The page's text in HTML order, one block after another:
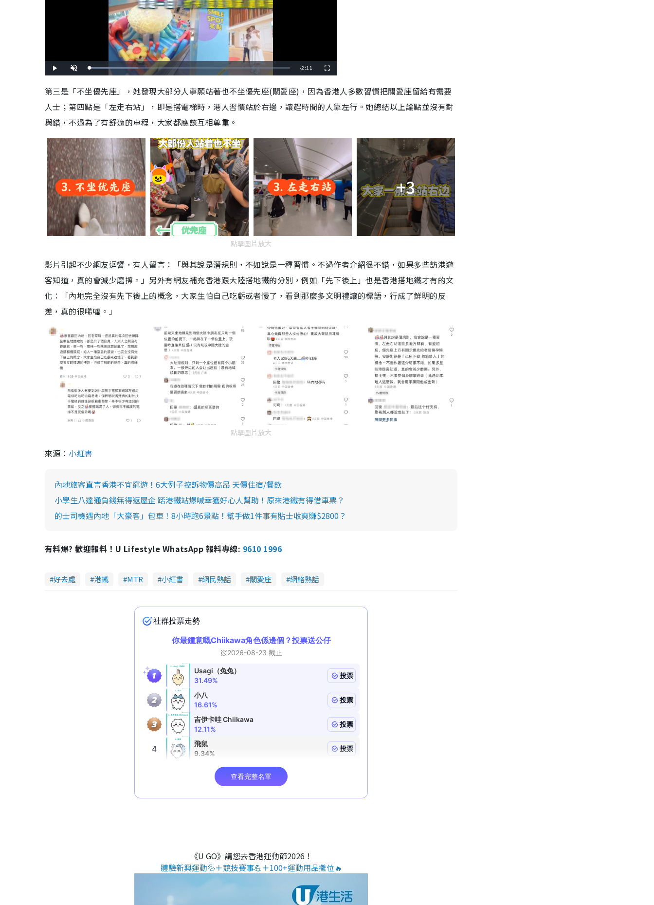
l
n
t
e
L
e
d
4
3
%
R
a
n
g
T
-2:11
u
s
c
e
e
第三是「不坐優先座」，她發現大部分人寧願站著也不坐優先座(關愛座)，因為香港人多數習慣把關愛座留給有需要
人士；第四點是「左走右站」，即是搭電梯時，港人習慣站於右邊，讓趕時間的人靠左行。她總結以上論點並沒有對
與錯，不過為了有舒適的車程，大家都應該互相尊重。
+3
點擊圖片放大
影片引起不少網友迴響，有人留言：「與其說是潛規則，不如說是一種習慣。不過作者介紹很不錯，如果多些訪港遊
客知道，真的會減少磨擦。」另外有網友補充香港跟大陸搭地鐵的分別，例如「先下後上」也是香港搭地鐵才有的文
化：「內地完全沒有先下後上的概念，大家生怕自己吃虧或者慢了，看到那麼多文明禮讓的標語，行成了鮮明的反
差，真的很唏噓。」
點擊圖片放大
來源： 小紅書
內地旅客直言香港不宜窮遊！6大例子控訴物價高昂 天價住宿/餐飲
小學生八達通負錢無得返屋企 踎港鐵站爆喊幸獲好心人幫助！原來港鐵有得借車票？
的士司機遇內地「大豪客」包車！8小時跑6景點！幫手做1件事有貼士收爽賺$2800？
有料爆? 歡迎報料！U Lifestyle WhatsApp 報料專線: 9610 1996
好去處 港鐵 MTR 小紅書 網民熱話 關愛座 網絡熱話
《U GO》請您去香港運動節2026！
體驗新興運動💦＋競技賽事💪＋100+運動用品攤位🔥